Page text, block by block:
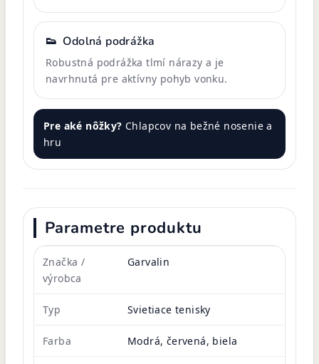
👟 Odolná podrážka
Robustná podrážka tlmí nárazy a je
navrhnutá pre aktívny pohyb vonku.
Pre aké nôžky? Chlapcov na bežné nosenie a
hru
Parametre produktu
Značka /
výrobca
Garvalin
Typ Svietiace tenisky
Farba Modrá, červená, biela